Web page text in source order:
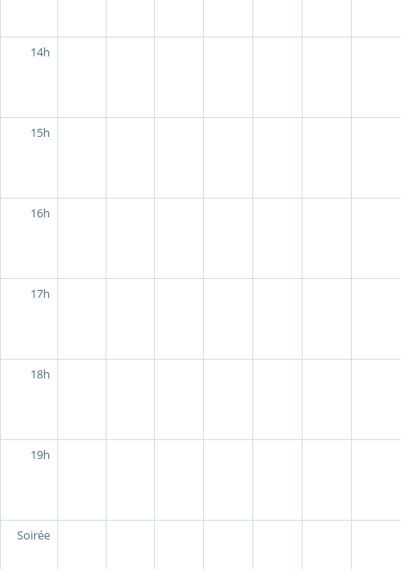
14h
15h
16h
17h
18h
19h
Soirée